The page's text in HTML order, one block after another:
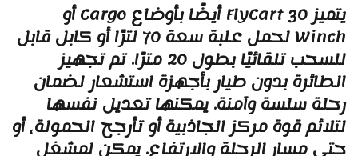
يتميز FlyCart 30 أيضًا بأوضاع Cargo أو
Winch لحمل علبة سعة 70 لترًا أو كابل قابل
للسحب تلقائيًا بطول 20 مترًا. تم تجهيز
بدون طيار بأجهزة استشعار لضمان
سلسة وآمنة. يمكنها تعديل نفسها
قوة مركز الجاذبية أو تأرجح الحمولة، أو
مسار الرحلة والارتفاع. يمكن لمشغل